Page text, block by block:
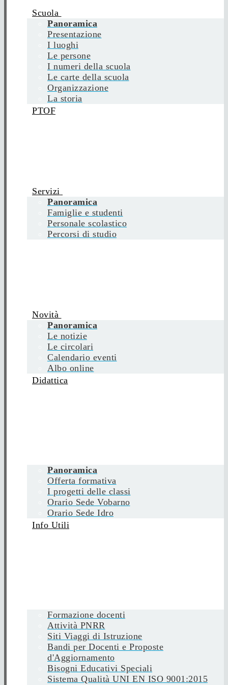
Scuola
Panoramica
Presentazione
I luoghi
Le persone
I numeri della scuola
Le carte della scuola
Organizzazione
La storia
PTOF
Servizi
Panoramica
Famiglie e studenti
Personale scolastico
Percorsi di studio
Novità
Panoramica
Le notizie
Le circolari
Calendario eventi
Albo online
Didattica
Panoramica
Offerta formativa
I progetti delle classi
Orario Sede Vobarno
Orario Sede Idro
Info Utili
Formazione docenti
Attività PNRR
Siti Viaggi di Istruzione
Bandi per Docenti e Proposte
d'Aggiornamento
Bisogni Educativi Speciali
Sistema Qualità UNI EN ISO 9001:2015